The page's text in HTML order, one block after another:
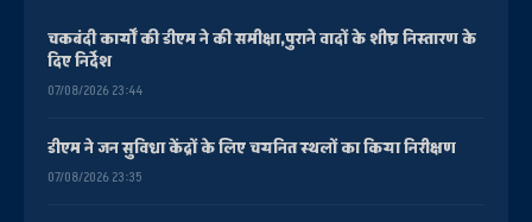
चकबंदी कार्यों की डीएम ने की समीक्षा,पुराने वादों के शीघ्र निस्तारण के
दिए निर्देश
07/08/2026 23:44
डीएम ने जन सुविधा केंद्रों के लिए चयनित स्थलों का किया निरीक्षण
07/08/2026 23:35